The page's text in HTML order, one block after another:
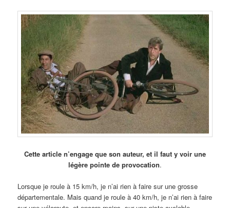
Cette article n’engage que son auteur, et il faut y voir une
légère pointe de provocation.
Lorsque je roule à 15 km/h, je n’ai rien à faire sur une grosse
départementale. Mais quand je roule à 40 km/h, je n’ai rien à faire